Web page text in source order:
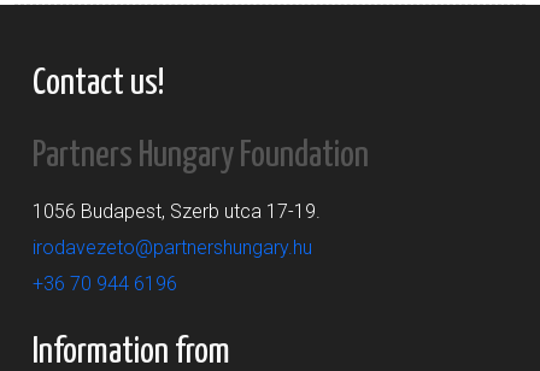
Contact us!
Partners Hungary Foundation
1056 Budapest, Szerb utca 17-19.
irodavezeto@partnershungary.hu
+36 70 944 6196
Information from